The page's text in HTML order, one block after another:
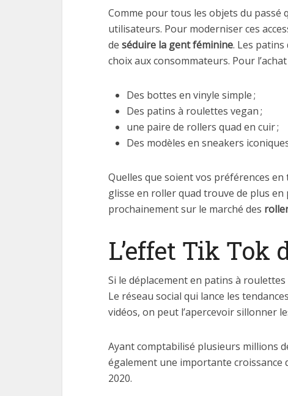
Comme pour tous les objets du passé
utilisateurs. Pour moderniser ces
de séduire la gent féminine. Les
choix aux consommateurs. Pour
Des bottes en vinyle simple ;
Des patins à roulettes vegan ;
une paire de rollers quad en cuir ;
Des modèles en sneakers
Quelles que soient vos préférences
glisse en roller quad trouve de plus en
prochainement sur le marché des
L’effet Tik Tok
Si le déplacement en patins à
Le réseau social qui lance les
vidéos, on peut l’apercevoir sillonner
Ayant comptabilisé plusieurs millions
également une importante croissance
2020.